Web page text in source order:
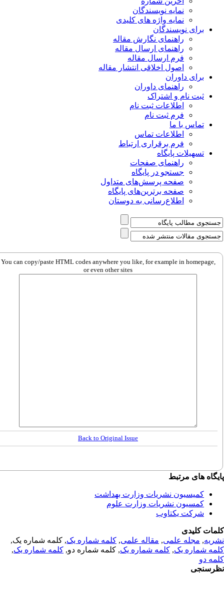
نمایه نویسندگان
نمایه واژه های کلیدی
برای نویسندگان
راهنمای نگارش مقاله
راهنمای ارسال مقاله
فرم ارسال مقاله
اصول اخلاقی انتشار مقاله
برای داوران
راهنمای داوران
ثبت نام و اشتراک
اطلاعات ثبت نام
فرم ثبت نام
تماس با ما
اطلاعات تماس
فرم برقراری ارتباط
تسهیلات پایگاه
راهنمای صفحات
جستجو در پایگاه
صفحه پرسش‌های متداول
صفحه برترین‌های پایگاه
اطلاع‌رسانی به دوستان
You can copy/paste HTML codes anywhere you like, for example in homepage,
or even other sites
Back to Original Issue
های مرتبط
کمیسیون نشریات وزارت بهداشت
کمسیون نشریات وزارت علوم
شرکت یکتاوب
کلیدی
,مجله علمی, مقاله علمی, کلمه شماره یک, کلمه شماره یک,
شماره یک,کلمه شماره یک, کلمه شماره دو,کلمه شماره یک,
دو